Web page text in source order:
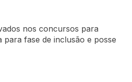
nos concursos para
para fase de inclusão e posse